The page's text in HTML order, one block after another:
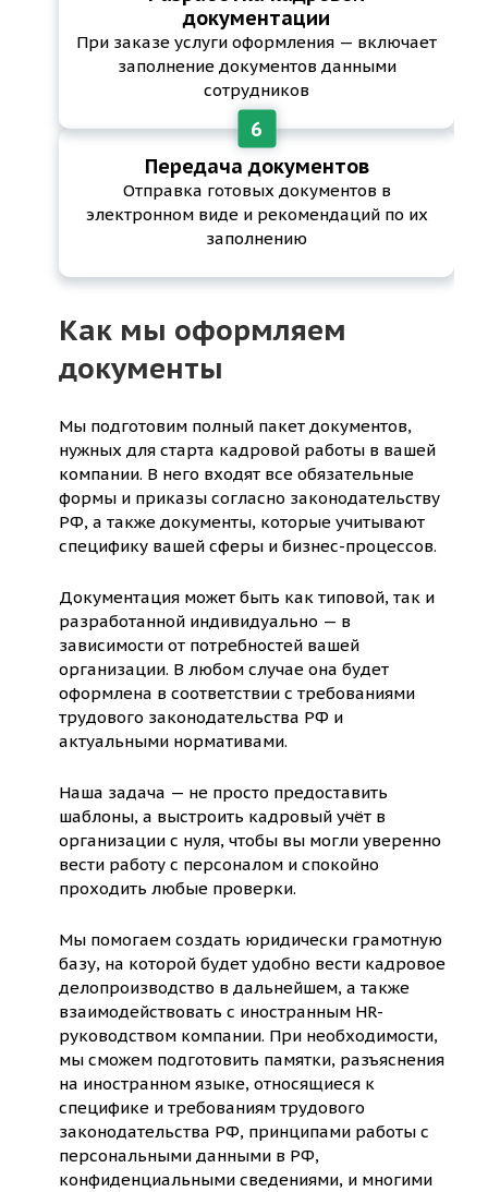
документации
При заказе услуги оформления — включает
заполнение документов данными
сотрудников
Передача документов
Отправка готовых документов в
электронном виде и рекомендаций по их
заполнению
Как мы оформляем
документы
Мы подготовим полный пакет документов,
нужных для старта кадровой работы в вашей
компании. В него входят все обязательные
формы и приказы согласно законодательству
РФ, а также документы, которые учитывают
специфику вашей сферы и бизнес-процессов.
Документация может быть как типовой, так и
разработанной индивидуально — в
зависимости от потребностей вашей
организации. В любом случае она будет
оформлена в соответствии с требованиями
трудового законодательства РФ и
актуальными нормативами.
Наша задача — не просто предоставить
шаблоны, а выстроить кадровый учёт в
организации с нуля, чтобы вы могли уверенно
вести работу с персоналом и спокойно
проходить любые проверки.
Мы помогаем создать юридически грамотную
базу, на которой будет удобно вести кадровое
делопроизводство в дальнейшем, а также
взаимодействовать с иностранным HR-
руководством компании. При необходимости,
мы сможем подготовить памятки, разъяснения
на иностранном языке, относящиеся к
специфике и требованиям трудового
законодательства РФ, принципами работы с
персональными данными в РФ,
конфиденциальными сведениями, и многими